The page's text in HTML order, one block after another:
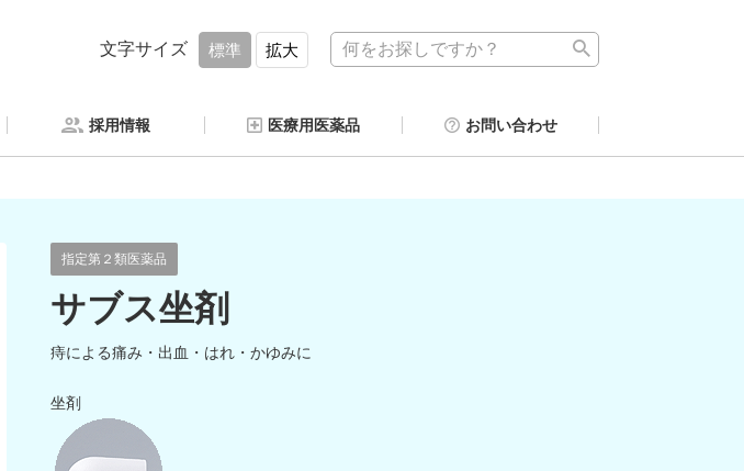
文字サイズ 標準 拡大
採用情報 医療用医薬品 お問い合わせ
指定第２類医薬品
サブス坐剤
痔による痛み・出血・はれ・かゆみに
坐剤